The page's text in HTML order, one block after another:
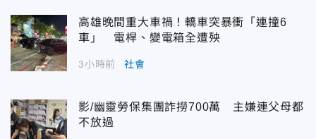
高雄晚間重大車禍！轎車突暴衝「連撞6
車」 電桿、變電箱全遭殃
3小時前 社會
影/幽靈勞保集團詐撈700萬 主嫌連父母都
不放過